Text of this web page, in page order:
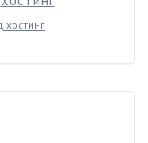
хостинг